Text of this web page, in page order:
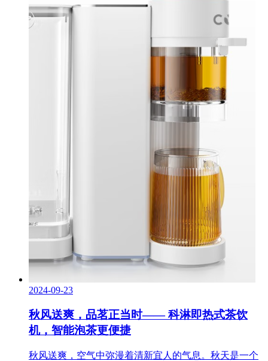
2024-09-23
秋风送爽，品茗正当时—— 科淋即热式茶饮
机，智能泡茶更便捷
秋风送爽，空气中弥漫着清新宜人的气息。秋天是一个